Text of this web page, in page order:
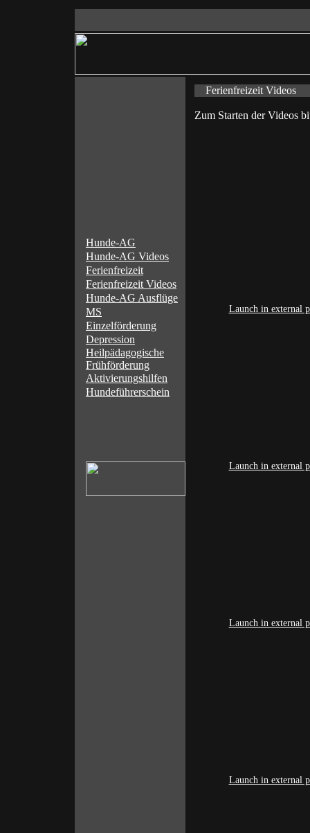
Hunde-AG
Hunde-AG Videos
Ferienfreizeit
Ferienfreizeit Videos
Hunde-AG Ausflüge
MS
Einzelförderung
Depression
Heilpädagogische
Frühförderung
Aktivierungshilfen
Hundeführerschein
Ferienfreizeit Videos
Zum Starten der Videos
Launch in external
Launch in external
Launch in external
Launch in external